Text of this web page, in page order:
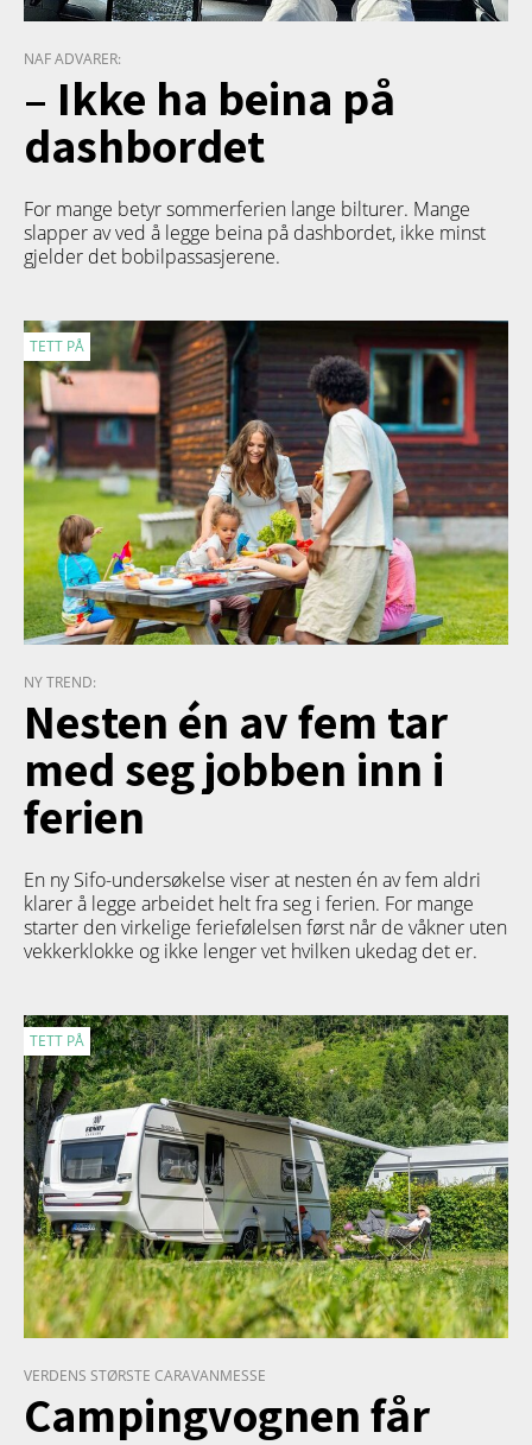
NAF ADVARER:
– Ikke ha beina på
dashbordet
For mange betyr sommerferien lange bilturer. Mange
slapper av ved å legge beina på dashbordet, ikke minst
gjelder det bobilpassasjerene.
TETT PÅ
NY TREND:
Nesten én av fem tar
med seg jobben inn i
ferien
En ny Sifo-undersøkelse viser at nesten én av fem aldri
klarer å legge arbeidet helt fra seg i ferien. For mange
starter den virkelige feriefølelsen først når de våkner uten
vekkerklokke og ikke lenger vet hvilken ukedag det er.
TETT PÅ
VERDENS STØRSTE CARAVANMESSE
Campingvognen får